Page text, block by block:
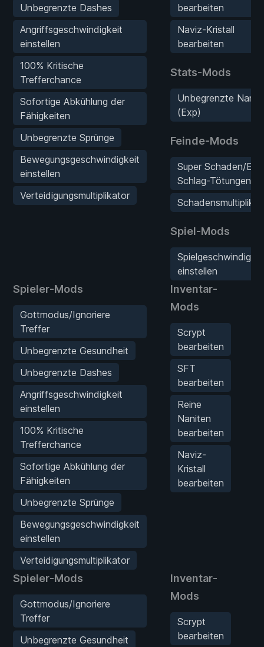
Unbegrenzte Dashes
Angriffsgeschwindigkeit
einstellen
100% Kritische
Trefferchance
Sofortige Abkühlung der
Fähigkeiten
Unbegrenzte Sprünge
Bewegungsgeschwindigkeit
einstellen
Verteidigungsmultiplikator
bearbeiten
Naviz-Kristall
bearbeiten
Stats-Mods
Unbegrenzte
(Exp)
Feinde-Mods
Super Schaden/Ein-
Schlag-Tötungen
Spiel-Mods
einstellen
Spieler-Mods
Gottmodus/Ignoriere
Treffer
Unbegrenzte Gesundheit
Unbegrenzte Dashes
Angriffsgeschwindigkeit
einstellen
100% Kritische
Trefferchance
Sofortige Abkühlung der
Fähigkeiten
Unbegrenzte Sprünge
Bewegungsgeschwindigkeit
einstellen
Verteidigungsmultiplikator
Inventar-
Mods
Scrypt
bearbeiten
SFT
bearbeiten
Reine
Naniten
bearbeiten
Naviz-
Kristall
bearbeiten
Spieler-Mods
Gottmodus/Ignoriere
Treffer
Unbegrenzte Gesundheit
Inventar-
Mods
Scrypt
bearbeiten